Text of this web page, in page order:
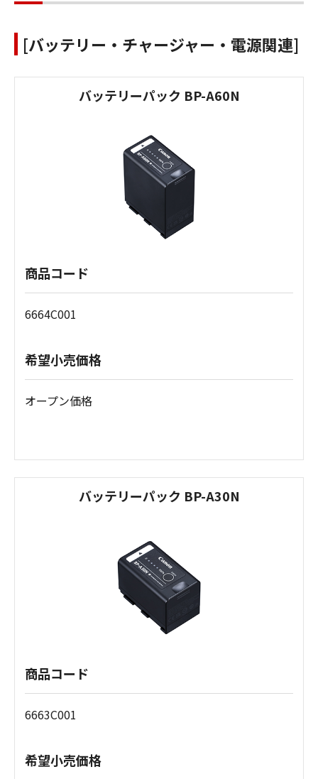
[バッテリー・チャージャー・電源関連]
バッテリーパック BP-A60N
商品コード
6664C001
希望小売価格
オープン価格
バッテリーパック BP-A30N
商品コード
6663C001
希望小売価格